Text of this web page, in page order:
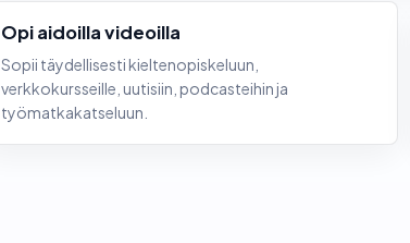
Opi aidoilla videoilla
Sopii täydellisesti kieltenopiskeluun,
verkkokursseille, uutisiin, podcasteihin ja
työmatkakatseluun.